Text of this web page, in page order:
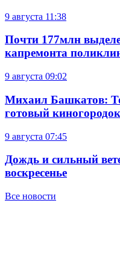
9 августа 11:38
Почти 177млн
капремонта
9 августа 09:02
Михаил Башкатов:
готовый киногородок
9 августа 07:45
Дождь и сильный
воскресенье
Все новости